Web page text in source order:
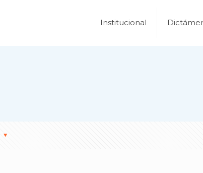
Institucional